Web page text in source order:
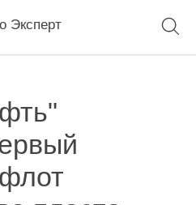
Эксперт